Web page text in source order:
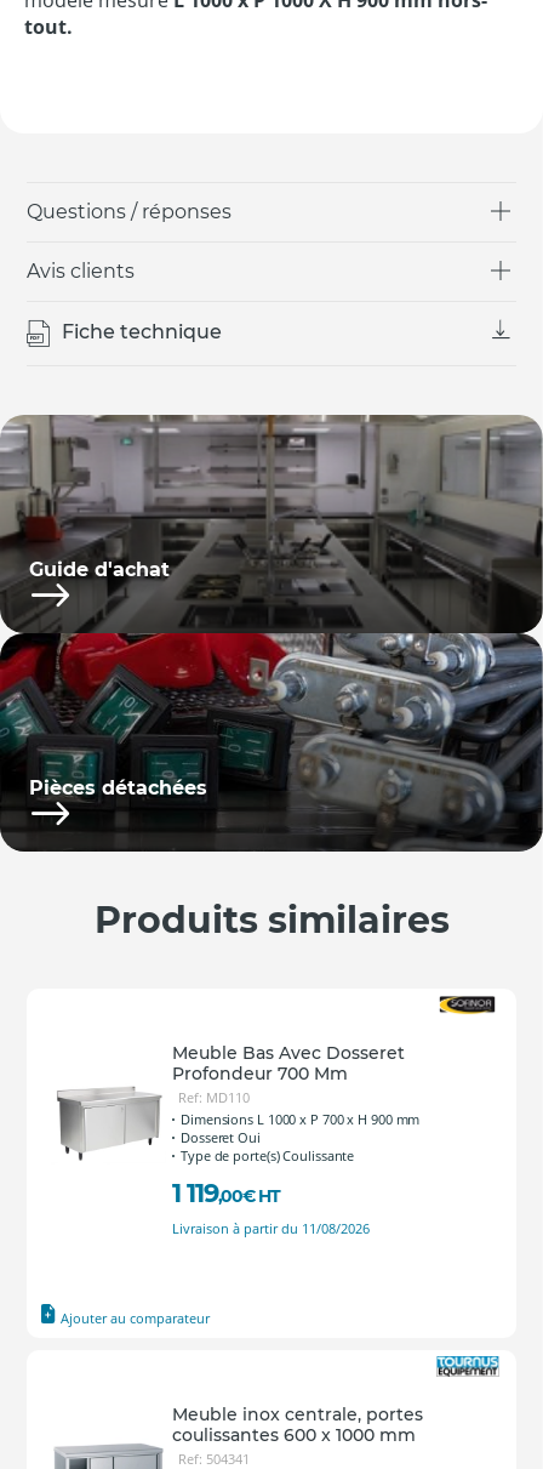
Questions / réponses
Avis clients
Fiche technique
Guide d'achat
Pièces détachées
tout.
Produits similaires
Meuble Bas Avec Dosseret
Profondeur 700 Mm
Ref: MD110
Dimensions L 1000 x P 700 x H 900 mm
Dosseret Oui
Type de porte(s) Coulissante
1 119,00€ HT
Livraison à partir du 11/08/2026
Ajouter au comparateur
Meuble inox centrale, portes
coulissantes 600 x 1000 mm
Ref: 504341